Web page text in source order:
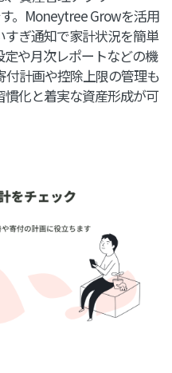
。Moneytree Growを活用
ぎ通知で家計状況を簡単
や月次レポートなどの機
計画や控除上限の管理も
化と着実な資産形成が可